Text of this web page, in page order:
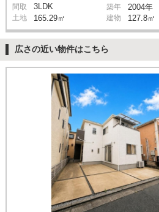
間取 3LDK 築年 2004年
土地 165.29㎡ 建物 127.8㎡
広さの近い物件はこちら